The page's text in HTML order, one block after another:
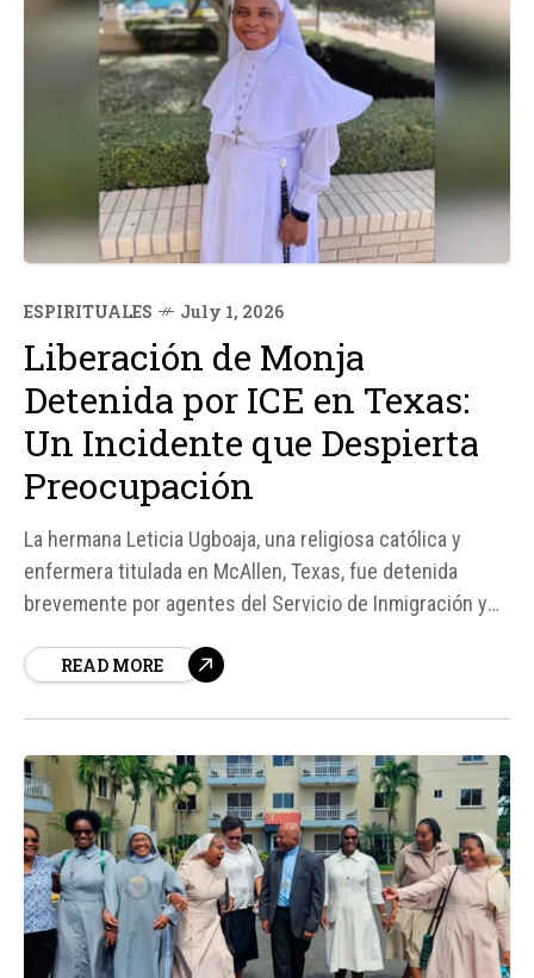
ESPIRITUALES July 1, 2026
Liberación de Monja
Detenida por ICE en Texas:
Un Incidente que Despierta
Preocupación
La hermana Leticia Ugboaja, una religiosa católica y
enfermera titulada en McAllen, Texas, fue detenida
brevemente por agentes del Servicio de Inmigración y
junio de 2026, mientras se dirigía a la Misa en la iglesia
READ MORE